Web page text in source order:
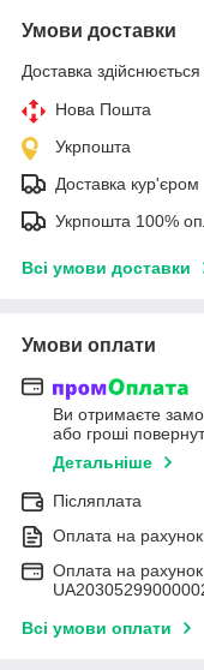
Умови доставки
Доставка
Нова Пошта
Укрпошта
Доставка кур'єром
Укрпошта 100%
Всі умови доставки
Умови оплати
Ви отримаєте
або гроші
Детальніше
Післяплата
Оплата на рахунок
Оплата на
Всі умови оплати